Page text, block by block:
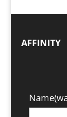
AFFINITY
Name